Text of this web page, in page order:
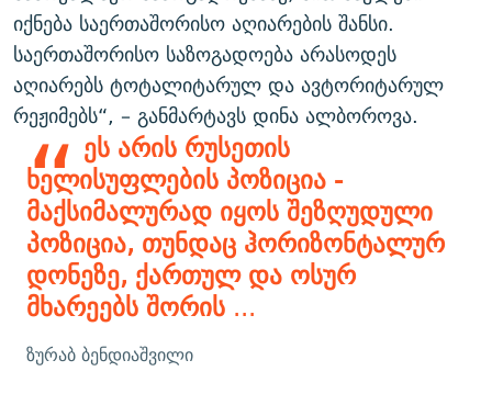
იქნება საერთაშორისო აღიარების შანსი.
საერთაშორისო საზოგადოება არასოდეს
აღიარებს ტოტალიტარულ და ავტორიტარულ
რეჟიმებს“, – განმარტავს დინა ალბოროვა.
ეს არის რუსეთის
ხელისუფლების პოზიცია -
მაქსიმალურად იყოს შეზღუდული
პოზიცია, თუნდაც ჰორიზონტალურ
დონეზე, ქართულ და ოსურ
მხარეებს შორის ...
ზურაბ ბენდიაშვილი